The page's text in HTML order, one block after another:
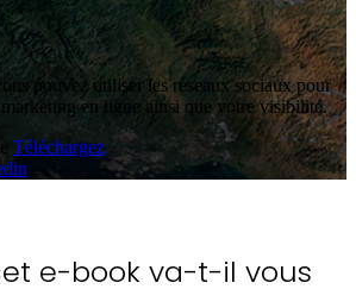
pouvez utiliser les réseaux sociaux pour
marketing en ligne ainsi que votre visibilité.
Téléchargez
e-book va-t-il vous